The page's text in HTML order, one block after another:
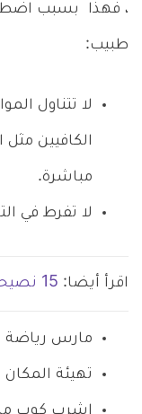
، فهذا بسبب
طبيب:
لا تتناول
الكافيين
مباشرة.
لا تفرط في
اقرأ أيضا: 15 نصيحة تساعدك في الإقلاع عن التدخين
مارس رياضة
تهيئة المكان